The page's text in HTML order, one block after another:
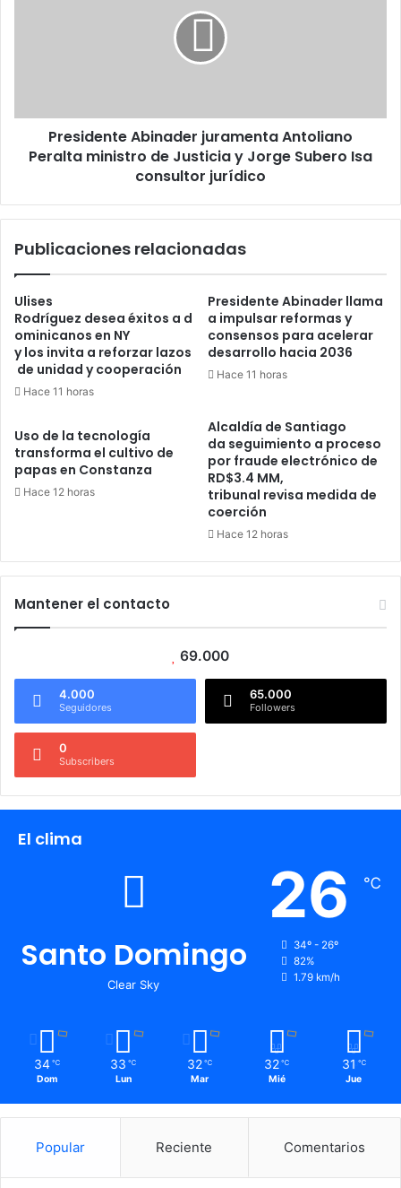
y
Subero
jurídico
Presidente Abinader juramenta Antoliano
Peralta ministro de Justicia y Jorge Subero Isa
consultor jurídico
Publicaciones relacionadas
Ulises
Rodríguez desea éxitos a d
ominicanos en NY
y los invita a reforzar lazos
de unidad y cooperación
Hace 11 horas
Presidente Abinader llama
a impulsar reformas y
consensos para acelerar
desarrollo hacia 2036
Hace 11 horas
Uso de la tecnología
transforma el cultivo de
papas en Constanza
Hace 12 horas
Alcaldía de Santiago
da seguimiento a proceso
por fraude electrónico de
RD$3.4 MM,
tribunal revisa medida de
coerción
Hace 12 horas
Mantener el contacto
69.000
4.000
Seguidores
65.000
Followers
0
Subscribers
El clima
Santo Domingo
Clear Sky
26 ℃
34º - 26º
82%
1.79 km/h
34 ℃
Dom
33 ℃
Lun
32 ℃
Mar
32 ℃
Mié
31 ℃
Jue
Popular Reciente Comentarios